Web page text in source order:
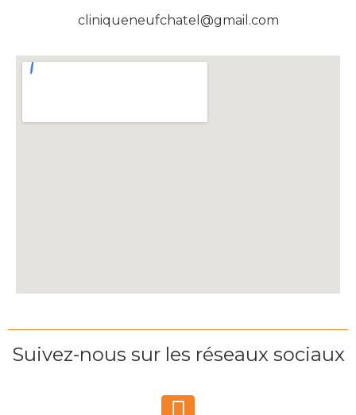
cliniqueneufchatel@gmail.com
Suivez-nous sur les réseaux sociaux